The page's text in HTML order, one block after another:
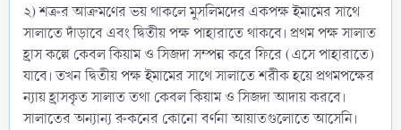
২) শত্রুর আক্রমণের ভয় থাকলে মুসলিমদের একপক্ষ ইমামের সাথে
সালাতে দাঁড়াবে এবং দ্বিতীয় পক্ষ পাহারাতে থাকবে। প্রথম পক্ষ সালাত
হ্রাস কল্পে কেবল কিয়াম ও সিজদা সম্পন্ন করে ফিরে (এসে পাহারাতে)
যাবে। তখন দ্বিতীয় পক্ষ ইমামের সাথে সালাতে শরীক হয়ে প্রথমপক্ষের
ন্যায় হ্রাসকৃত সালাত তথা কেবল কিয়াম ও সিজদা আদায় করবে।
সালাতের অন্যান্য রুকনের কোনো বর্ণনা আয়াতগুলোতে আসেনি।